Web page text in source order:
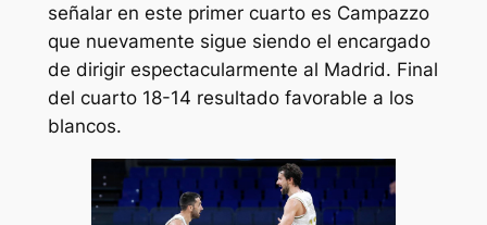
señalar en este primer cuarto es Campazzo
que nuevamente sigue siendo el encargado
de dirigir espectacularmente al Madrid. Final
del cuarto 18-14 resultado favorable a los
blancos.